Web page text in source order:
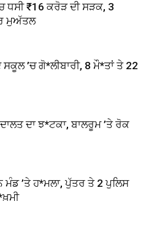
ਧਸੀ ₹16 ਕਰੋੜ ਦੀ ਸੜਕ, 3
ਮੁਅੱਤਲ
’ਚ ਗੋ*ਲੀਬਾਰੀ, 8 ਮੌ*ਤਾਂ ਤੇ 22
ਦਾ ਝ*ਟਕਾ, ਬਾਲਰੂਮ ’ਤੇ ਰੋਕ
ਮੰਡ ’ਤੇ ਹ*ਮਲਾ, ਪੁੱਤਰ ਤੇ 2 ਪੁਲਿਸ